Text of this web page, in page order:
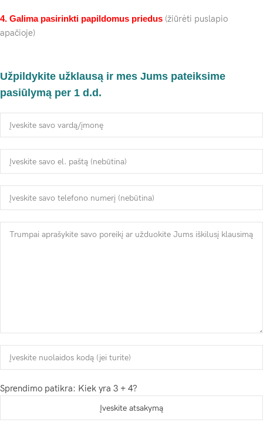
4. Galima pasirinkti papildomus priedus (žiūrėti puslapio
apačioje)
Užpildykite užklausą ir mes Jums pateiksime
pasiūlymą per 1 d.d.
Sprendimo patikra: Kiek yra 3 + 4?